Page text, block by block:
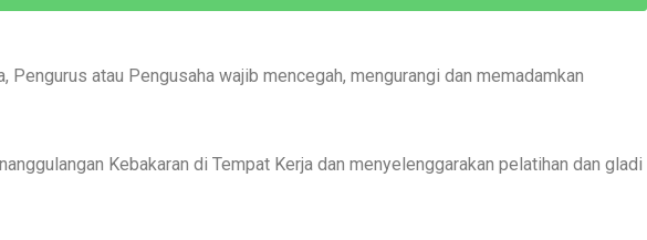
atau Pengusaha wajib mencegah, mengurangi dan memadamkan
Kebakaran di Tempat Kerja dan menyelenggarakan pelatihan dan gladi